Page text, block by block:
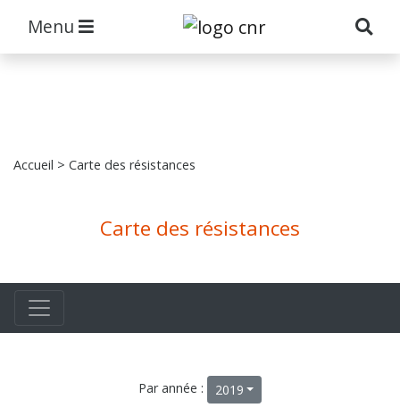
Menu
Accueil > Carte des résistances
Carte des résistances
Par année : 2019